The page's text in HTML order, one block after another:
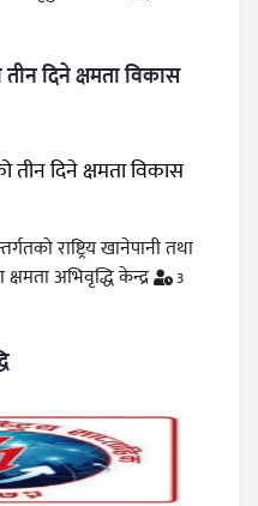
दिने क्षमता विकास
राष्ट्रिय खानेपानी तथा
अभिवृद्धि केन्द्र
3